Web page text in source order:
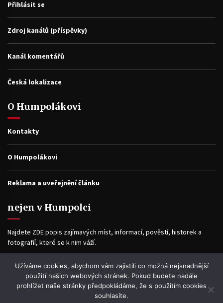
Přihlásit se
Zdroj kanálů (příspěvky)
Kanál komentářů
Česká lokalizace
O Humpolákovi
Kontakty
O Humpolákovi
Reklama a uveřejnění článku
nejen v Humpolci
Najdete ZDE popis zajímavých míst, informací, pověstí, historek a
fotografíí, které se k nim váží.
Facebook
Užíváme cookies, abychom vám zajistili co možná nejsnadnější
použití našich webových stránek. Pokud budete nadále
prohlížet naše stránky předpokládáme, že s použitím cookies
souhlasíte.